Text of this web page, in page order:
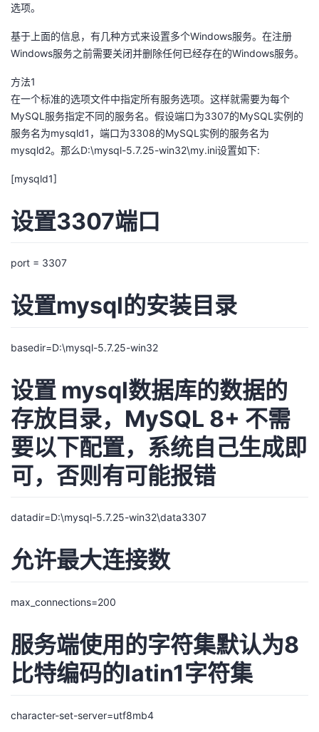
选项。
基于上面的信息，有几种方式来设置多个Windows服务。在注册
Windows服务之前需要关闭并删除任何已经存在的Windows服务。
方法1
在一个标准的选项文件中指定所有服务选项。这样就需要为每个
MySQL服务指定不同的服务名。假设端口为3307的MySQL实例的
服务名为mysqld1，端口为3308的MySQL实例的服务名为
mysqld2。那么D:\mysql-5.7.25-win32\my.ini设置如下:
[mysqld1]
设置3307端口
port = 3307
设置mysql的安装目录
basedir=D:\mysql-5.7.25-win32
设置 mysql数据库的数据的
存放目录，MySQL 8+ 不需
要以下配置，系统自己生成即
可，否则有可能报错
datadir=D:\mysql-5.7.25-win32\data3307
允许最大连接数
max_connections=200
服务端使用的字符集默认为8
比特编码的latin1字符集
character-set-server=utf8mb4